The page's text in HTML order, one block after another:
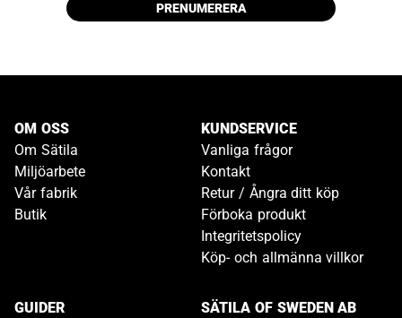
PRENUMERERA
OM OSS
Om Sätila
Miljöarbete
Vår fabrik
Butik
KUNDSERVICE
Vanliga frågor
Kontakt
Retur / Ångra ditt köp
Förboka produkt
Integritetspolicy
Köp- och allmänna villkor
GUIDER
SÄTILA OF SWEDEN AB